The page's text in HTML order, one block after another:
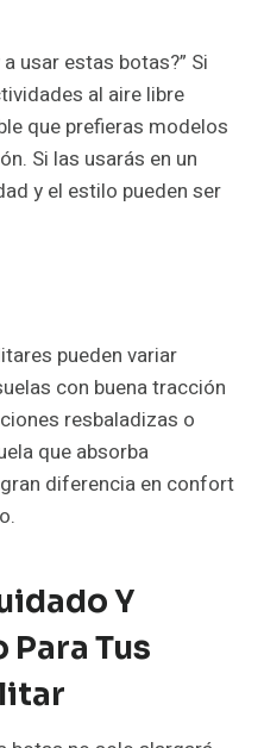
usar estas botas?” Si
al aire libre
que prefieras modelos
Si las usarás en un
y el estilo pueden ser
pueden variar
con buena tracción
resbaladizas o
que absorba
diferencia en confort
Y
Tus